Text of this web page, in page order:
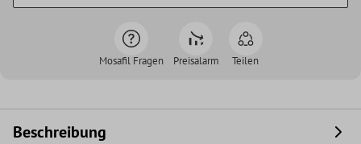
Mosafil Fragen Preisalarm Teilen
Beschreibung